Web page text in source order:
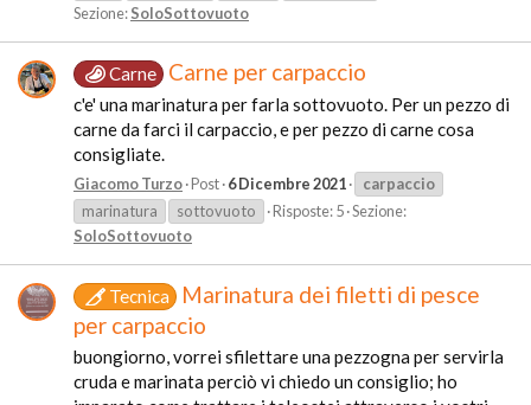
Sezione:SoloSottovuoto
Carne Carne per carpaccio
c'e' una marinatura per farla sottovuoto. Per un pezzo di
carne da farci il carpaccio, e per pezzo di carne cosa
consigliate.
Giacomo Turzo Post 6 Dicembre 2021
carpaccio
marinatura
sottovuoto Risposte: 5 Sezione:
SoloSottovuoto
Tecnica
Marinatura dei filetti di pesce
per carpaccio
buongiorno, vorrei sfilettare una pezzogna per servirla
cruda e marinata perciò vi chiedo un consiglio; ho